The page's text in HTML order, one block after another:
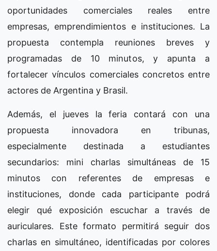
oportunidades comerciales reales entre
empresas, emprendimientos e instituciones. La
propuesta contempla reuniones breves y
programadas de 10 minutos, y apunta a
fortalecer vínculos comerciales concretos entre
actores de Argentina y Brasil.
Además, el jueves la feria contará con una
propuesta innovadora en tribunas,
especialmente destinada a estudiantes
secundarios: mini charlas simultáneas de 15
minutos con referentes de empresas e
instituciones, donde cada participante podrá
elegir qué exposición escuchar a través de
auriculares. Este formato permitirá seguir dos
charlas en simultáneo, identificadas por colores